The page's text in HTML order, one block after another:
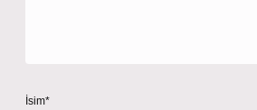
İsim*